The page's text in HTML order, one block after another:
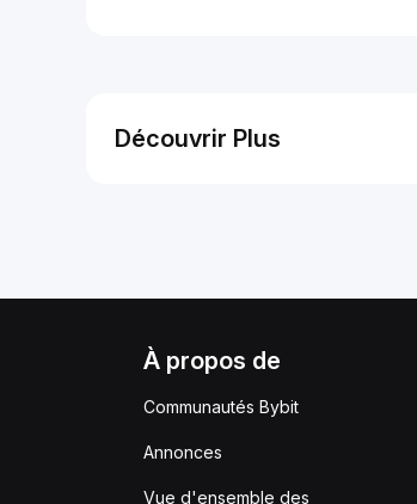
Découvrir Plus
À propos de
Communautés Bybit
Annonces
Vue d'ensemble des